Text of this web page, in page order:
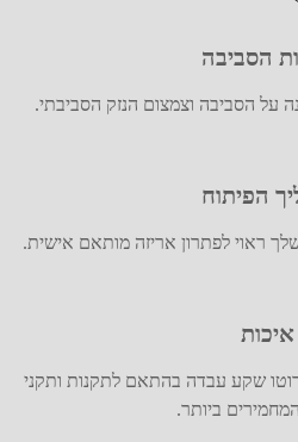
הסביבה
על הסביבה וצמצום הנזק הסביבתי.
הפיתוח
ראוי לפתרון אריזה מותאם אישית.
איכות
רוטו שקע עבדה בהתאם לתקנות ותקני
ביותר.